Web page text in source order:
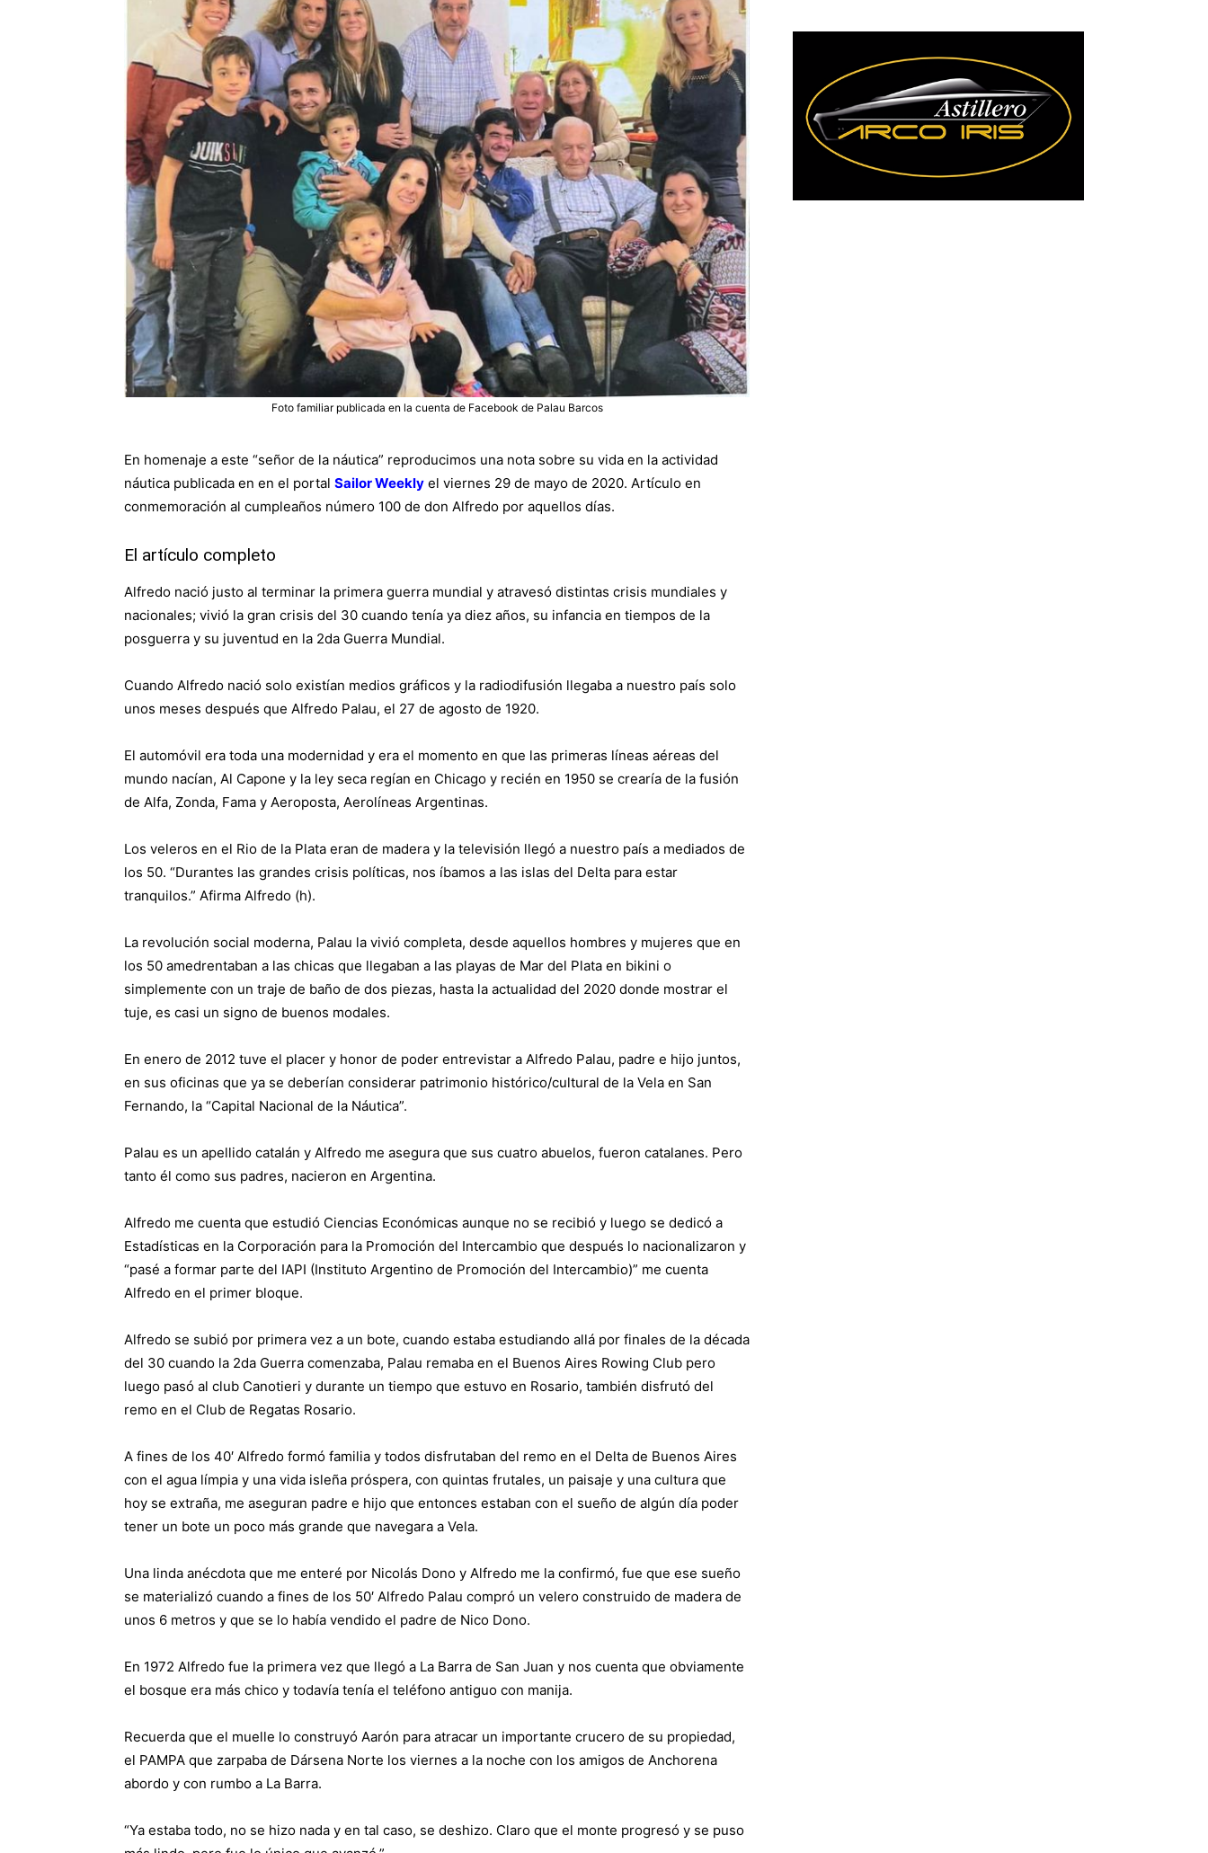
Foto familiar publicada en la cuenta de Facebook de Palau Barcos
En homenaje a este “señor de la náutica” reproducimos una nota sobre su vida en la actividad
náutica publicada en en el portal Sailor Weekly el viernes 29 de mayo de 2020. Artículo en
conmemoración al cumpleaños número 100 de don Alfredo por aquellos días.
El artículo completo
Alfredo nació justo al terminar la primera guerra mundial y atravesó distintas crisis mundiales y
nacionales; vivió la gran crisis del 30 cuando tenía ya diez años, su infancia en tiempos de la
posguerra y su juventud en la 2da Guerra Mundial.
Cuando Alfredo nació solo existían medios gráficos y la radiodifusión llegaba a nuestro país solo
unos meses después que Alfredo Palau, el 27 de agosto de 1920.
El automóvil era toda una modernidad y era el momento en que las primeras líneas aéreas del
mundo nacían, Al Capone y la ley seca regían en Chicago y recién en 1950 se crearía de la fusión
de Alfa, Zonda, Fama y Aeroposta, Aerolíneas Argentinas.
Los veleros en el Rio de la Plata eran de madera y la televisión llegó a nuestro país a mediados de
los 50. “Durantes las grandes crisis políticas, nos íbamos a las islas del Delta para estar
tranquilos.” Afirma Alfredo (h).
La revolución social moderna, Palau la vivió completa, desde aquellos hombres y mujeres que en
los 50 amedrentaban a las chicas que llegaban a las playas de Mar del Plata en bikini o
simplemente con un traje de baño de dos piezas, hasta la actualidad del 2020 donde mostrar el
tuje, es casi un signo de buenos modales.
En enero de 2012 tuve el placer y honor de poder entrevistar a Alfredo Palau, padre e hijo juntos,
en sus oficinas que ya se deberían considerar patrimonio histórico/cultural de la Vela en San
Fernando, la “Capital Nacional de la Náutica”.
Palau es un apellido catalán y Alfredo me asegura que sus cuatro abuelos, fueron catalanes. Pero
tanto él como sus padres, nacieron en Argentina.
Alfredo me cuenta que estudió Ciencias Económicas aunque no se recibió y luego se dedicó a
Estadísticas en la Corporación para la Promoción del Intercambio que después lo nacionalizaron y
“pasé a formar parte del IAPI (Instituto Argentino de Promoción del Intercambio)” me cuenta
Alfredo en el primer bloque.
Alfredo se subió por primera vez a un bote, cuando estaba estudiando allá por finales de la década
del 30 cuando la 2da Guerra comenzaba, Palau remaba en el Buenos Aires Rowing Club pero
luego pasó al club Canotieri y durante un tiempo que estuvo en Rosario, también disfrutó del
remo en el Club de Regatas Rosario.
A fines de los 40′ Alfredo formó familia y todos disfrutaban del remo en el Delta de Buenos Aires
con el agua límpia y una vida isleña próspera, con quintas frutales, un paisaje y una cultura que
hoy se extraña, me aseguran padre e hijo que entonces estaban con el sueño de algún día poder
tener un bote un poco más grande que navegara a Vela.
Una linda anécdota que me enteré por Nicolás Dono y Alfredo me la confirmó, fue que ese sueño
se materializó cuando a fines de los 50′ Alfredo Palau compró un velero construido de madera de
unos 6 metros y que se lo había vendido el padre de Nico Dono.
En 1972 Alfredo fue la primera vez que llegó a La Barra de San Juan y nos cuenta que obviamente
el bosque era más chico y todavía tenía el teléfono antiguo con manija.
Recuerda que el muelle lo construyó Aarón para atracar un importante crucero de su propiedad,
el PAMPA que zarpaba de Dársena Norte los viernes a la noche con los amigos de Anchorena
abordo y con rumbo a La Barra.
“Ya estaba todo, no se hizo nada y en tal caso, se deshizo. Claro que el monte progresó y se puso